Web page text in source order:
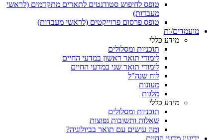
טופס לחיפוש סטודנטים לתארים מתקדמים (לראשי
מעבדות)
טופס פרסום פרוייקטים (לראשי מעבדות)
מועמדים/ות
מידע כללי
תוכניות ומסלולים
לימודי תואר ראשון במדעי החיים
לימודי תואר שני במדעי החיים
לוח שנה"ל
מעונות
מלגות
מידע כללי
תוכניות ומסלולים
שאלות ותשובות נפוצות
ומה עושים עם תואר בביולוגיה?
ידיעון מדעי החיים